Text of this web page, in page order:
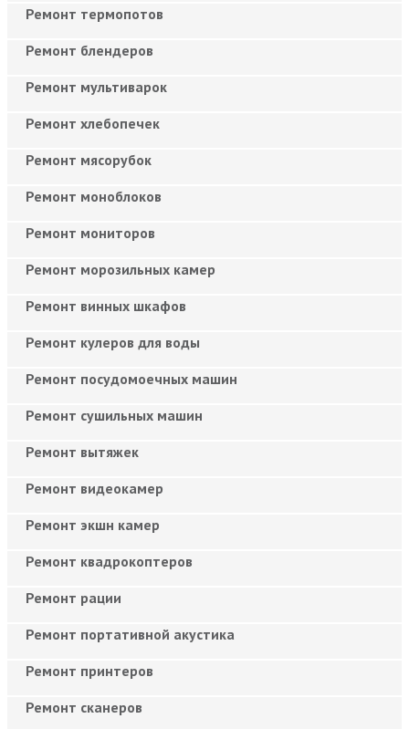
Ремонт термопотов
Ремонт блендеров
Ремонт мультиварок
Ремонт хлебопечек
Ремонт мясорубок
Ремонт моноблоков
Ремонт мониторов
Ремонт морозильных камер
Ремонт винных шкафов
Ремонт кулеров для воды
Ремонт посудомоечных машин
Ремонт сушильных машин
Ремонт вытяжек
Ремонт видеокамер
Ремонт экшн камер
Ремонт квадрокоптеров
Ремонт рации
Ремонт портативной акустика
Ремонт принтеров
Ремонт сканеров